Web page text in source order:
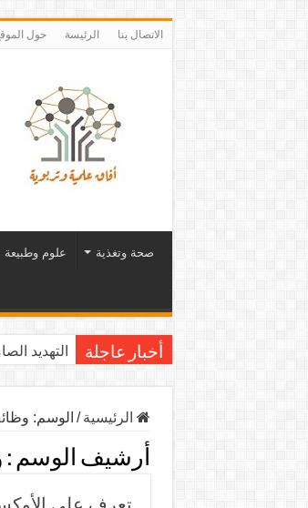
الاتصال بنا الرئيسة حول
صحة وتغذية علوم وطبيعة
أخبار عاجلة التهديد
الرئيسية / الوسم:
أرشيف الوسم :